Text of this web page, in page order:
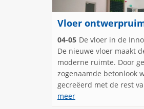
Vloer
04-05 De vloer in de
De nieuwe vloer maakt
moderne ruimte. Door
zogenaamde betonlook
gecreëerd met de rest
meer